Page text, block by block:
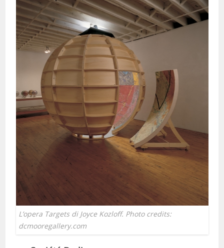
L’opera Targets di Joyce Kozloff. Photo credits:
dcmooregallery.com